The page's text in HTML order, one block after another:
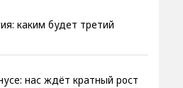
каким будет третий
нас ждёт кратный рост